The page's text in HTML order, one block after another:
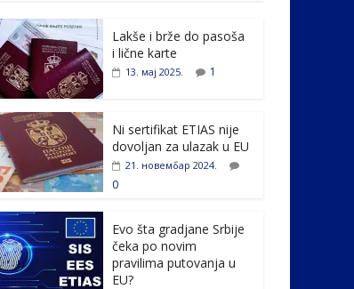
e
b
o
o
k
itt
er e
dI
er ar
e
Lakše i brže do pasoša
i lične karte
13. мај 2025. 1
Ni sertifikat ETIAS nije
dovoljan za ulazak u EU
21. новембар 2024.
0
Evo šta gradjane Srbije
čeka po novim
pravilima putovanja u
EU?